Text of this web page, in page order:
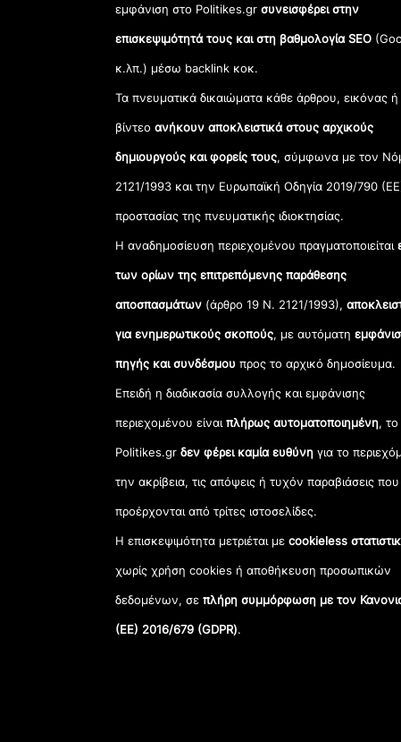
εμφάνιση στο Politikes.gr συνεισφέρει στην
επισκεψιμότητά τους και στη βαθμολογία SEO
κ.λπ.) μέσω backlink κοκ.
Τα πνευματικά δικαιώματα κάθε άρθρου, εικόνας ή
βίντεοανήκουν αποκλειστικά στους αρχικούς
δημιουργούς και φορείς τους, σύμφωνα με τον
2121/1993 και την Ευρωπαϊκή Οδηγία 2019/790
προστασίας της πνευματικής ιδιοκτησίας.
Η αναδημοσίευση περιεχομένου πραγματοποιείται
των ορίων της επιτρεπόμενης παράθεσης
αποσπασμάτων (άρθρο 19 Ν. 2121/1993),
για ενημερωτικούς σκοπούς, με αυτόματη
πηγής και συνδέσμου προς το αρχικό δημοσίευμα.
Επειδή η διαδικασία συλλογής και εμφάνισης
περιεχομένου είναιπλήρως αυτοματοποιημένη, το
Politikes.grδεν φέρει καμία ευθύνη για το
την ακρίβεια, τις απόψεις ή τυχόν παραβιάσεις που
προέρχονται από τρίτες ιστοσελίδες.
Η επισκεψιμότητα μετριέται μεcookieless
χωρίς χρήση cookies ή αποθήκευση προσωπικών
δεδομένων, σεπλήρη συμμόρφωση με τον
(ΕΕ) 2016/679 (GDPR).